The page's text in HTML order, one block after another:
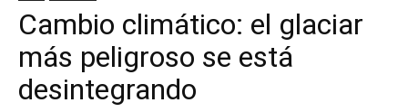
Cambio climático: el glaciar
más peligroso se está
desintegrando